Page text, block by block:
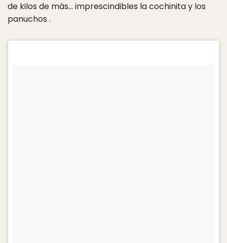
de kilos de más… imprescindibles la cochinita y los
panuchos .